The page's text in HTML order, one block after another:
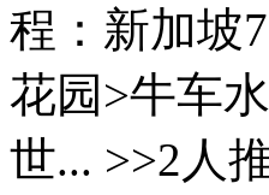
程：新加坡
花园>牛车
世... >>2人